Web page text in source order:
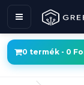
0 termék - 0